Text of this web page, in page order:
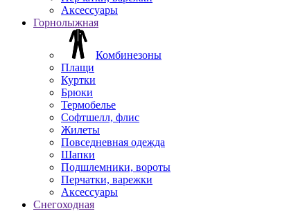
Аксессуары
Горнолыжная
Комбинезоны
Плащи
Куртки
Брюки
Термобелье
Софтшелл, флис
Жилеты
Повседневная одежда
Шапки
Подшлемники, вороты
Перчатки, варежки
Аксессуары
Снегоходная